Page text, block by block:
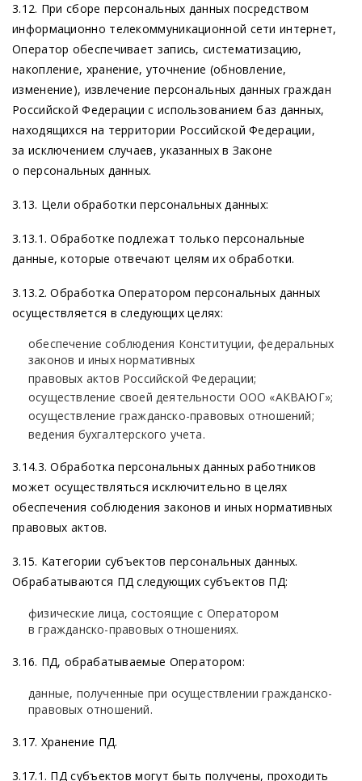
3.12. При сборе персональных данных посредством
информационно телекоммуникационной сети интернет,
Оператор обеспечивает запись, систематизацию,
накопление, хранение, уточнение (обновление,
изменение), извлечение персональных данных граждан
Российской Федерации с использованием баз данных,
находящихся на территории Российской Федерации,
за исключением случаев, указанных в Законе
о персональных данных.
3.13. Цели обработки персональных данных:
3.13.1. Обработке подлежат только персональные
данные, которые отвечают целям их обработки.
3.13.2. Обработка Оператором персональных данных
осуществляется в следующих целях:
обеспечение соблюдения Конституции, федеральных
законов и иных нормативных
правовых актов Российской Федерации;
осуществление своей деятельности ООО «АКВАЮГ»;
осуществление гражданско-правовых отношений;
ведения бухгалтерского учета.
3.14.3. Обработка персональных данных работников
может осуществляться исключительно в целях
обеспечения соблюдения законов и иных нормативных
правовых актов.
3.15. Категории субъектов персональных данных.
Обрабатываются ПД следующих субъектов ПД:
физические лица, состоящие с Оператором
в гражданско-правовых отношениях.
3.16. ПД, обрабатываемые Оператором:
данные, полученные при осуществлении гражданско-
правовых отношений.
3.17. Хранение ПД.
3.17.1. ПД субъектов могут быть получены, проходить